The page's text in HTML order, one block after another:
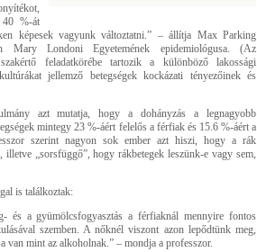
%-át
képesek vagyunk változtatni.” – állítja Max Parking
Mary Londoni Egyetemének epidemiológusa. (Az
feladatkörébe tartozik a különböző lakossági
jellemző betegségek kockázati tényezőinek és
azt mutatja, hogy a dohányzás a legnagyobb
mintegy 23 %-áért felelős a férfiak és 15.6 %-áért a
szerint nagyon sok ember azt hiszi, hogy a rák
illetve „sorsfüggő”, hogy rákbetegek leszünk-e vagy sem,
is találkoztak:
és a gyümölcsfogyasztás a férfiaknál mennyire fontos
szemben. A nőknél viszont azon lepődtünk meg,
van mint az alkoholnak.” – mondja a professzor.